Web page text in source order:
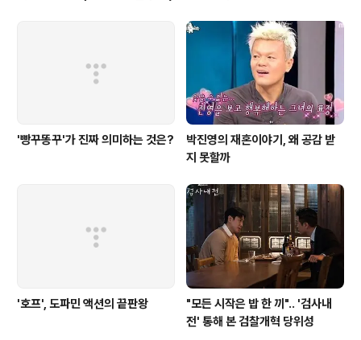
'빵꾸똥꾸'가 진짜 의미하는 것은?
박진영의 재혼이야기, 왜 공감 받
지 못할까
'호프', 도파민 액션의 끝판왕
"모든 시작은 밥 한 끼".. '검사내
전' 통해 본 검찰개혁 당위성